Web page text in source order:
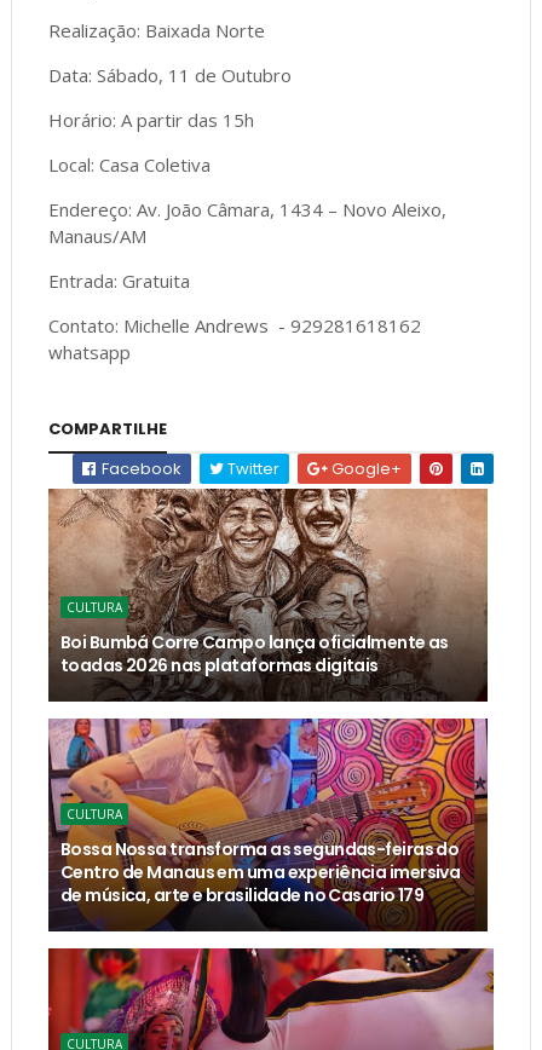
Realização: Baixada Norte
Data: Sábado, 11 de Outubro
Horário: A partir das 15h
Local: Casa Coletiva
Endereço: Av. João Câmara, 1434 – Novo Aleixo,
Manaus/AM
Entrada: Gratuita
Contato: Michelle Andrews - 929281618162
whatsapp
COMPARTILHE
Facebook
Twitter Google+
CULTURA
Boi Bumbá Corre Campo lança oficialmente as
toadas 2026 nas plataformas digitais
CULTURA
Bossa Nossa transforma as segundas-feiras do
Centro de Manaus em uma experiência imersiva
de música, arte e brasilidade no Casario 179
CULTURA